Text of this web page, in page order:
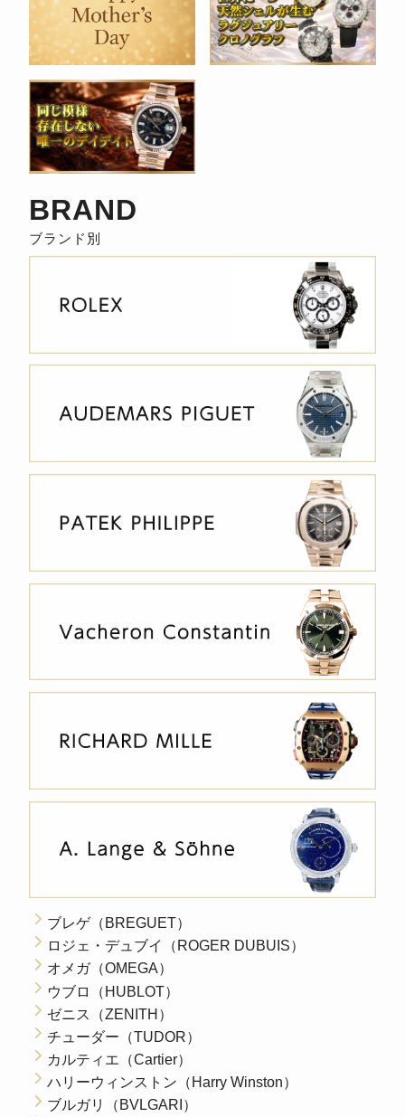
BRAND
ブレゲ（BREGUET）
ロジェ・デュブイ（ROGER DUBUIS）
オメガ（OMEGA）
ウブロ（HUBLOT）
ゼニス（ZENITH）
チューダー（TUDOR）
カルティエ（Cartier）
ハリーウィンストン（Harry Winston）
ブルガリ（BVLGARI）